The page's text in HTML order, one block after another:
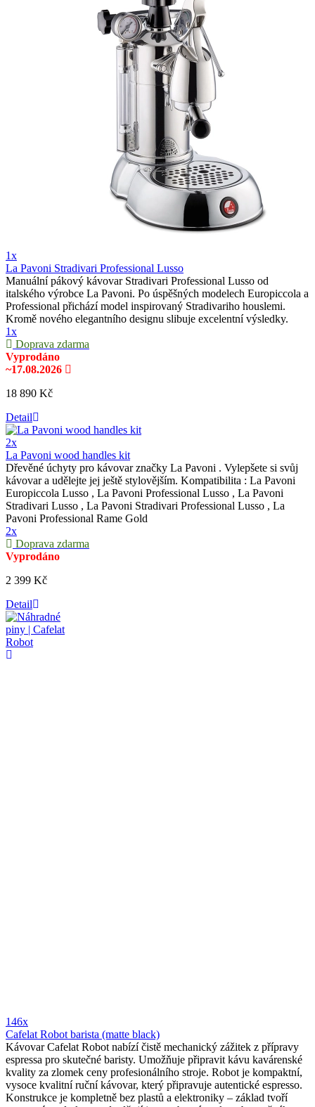
1x
La Pavoni Stradivari Professional Lusso
Manuální pákový kávovar Stradivari Professional Lusso od
italského výrobce La Pavoni. Po úspěšných modelech Europiccola a
Professional přichází model inspirovaný Stradivariho houslemi.
Kromě nového elegantního designu slibuje excelentní výsledky.
1x
Doprava zdarma
Vyprodáno
~17.08.2026
18 890 Kč
Detail
2x
La Pavoni wood handles kit
Dřevěné úchyty pro kávovar značky La Pavoni . Vylepšete si svůj
kávovar a udělejte jej ještě stylovějším. Kompatibilita : La Pavoni
Europiccola Lusso , La Pavoni Professional Lusso , La Pavoni
Stradivari Lusso , La Pavoni Stradivari Professional Lusso , La
Pavoni Professional Rame Gold
2x
Doprava zdarma
Vyprodáno
2 399 Kč
Detail
146x
Cafelat Robot barista (matte black)
Kávovar Cafelat Robot nabízí čistě mechanický zážitek z přípravy
espressa pro skutečné baristy. Umožňuje připravit kávu kavárenské
kvality za zlomek ceny profesionálního stroje. Robot je kompaktní,
vysoce kvalitní ruční kávovar, který připravuje autentické espresso.
Konstrukce je kompletně bez plastů a elektroniky – základ tvoří